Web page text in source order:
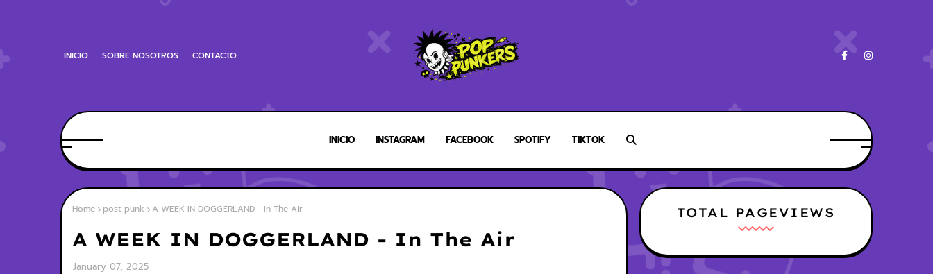
INICIO SOBRE NOSOTROS CONTACTO
INICIO INSTAGRAM FACEBOOK SPOTIFY TIKTOK
Home post-punk A WEEK IN DOGGERLAND - In The Air
A WEEK IN DOGGERLAND - In The Air
January 07, 2025
TOTAL PAGEVIEWS